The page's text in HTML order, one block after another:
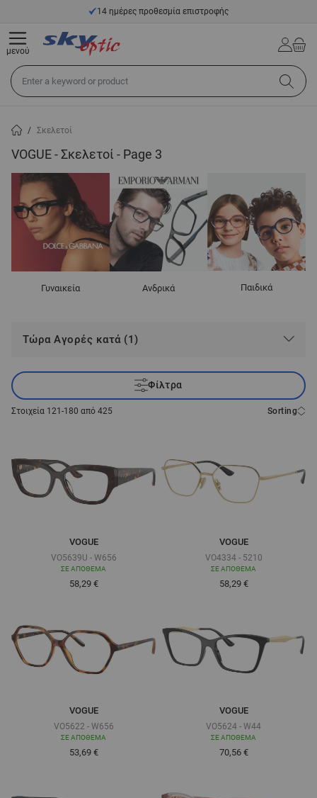
Μετάβαση στο περιεχόμενο14 ημέρες προθεσμία επιστροφής
Αναζήτηση σε όλο το κατάστημα...
μενού
/ Σκελετοί
VOGUE - Σκελετοί - Page 3
Γυναικεία Ανδρικά Παιδικά
Τώρα Αγορές κατά (1)
Φίλτρα
Στοιχεία 121-180 από 425 Sorting
VOGUE
VO5639U - W656
ΣΕ ΑΠΌΘΕΜΑ
Τόσο χαμηλά όσο
58,29 €
VOGUE
VO4334 - 5210
ΣΕ ΑΠΌΘΕΜΑ
Τόσο χαμηλά όσο
58,29 €
VOGUE
VO5622 - W656
ΣΕ ΑΠΌΘΕΜΑ
Τόσο χαμηλά όσο
53,69 €
VOGUE
VO5624 - W44
ΣΕ ΑΠΌΘΕΜΑ
Τόσο χαμηλά όσο
70,56 €